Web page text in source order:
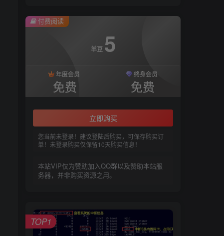
付费阅读
羊豆 5
年度会员
免费
终身会员
免费
立即购买
您当前未登录！建议登陆后购买，可保存购买订
单！未登录购买仅保留10天购买信息！
本站VIP仅为赞助加入QQ群以及赞助本站服
务器，并非购买资源之用。
TOP1